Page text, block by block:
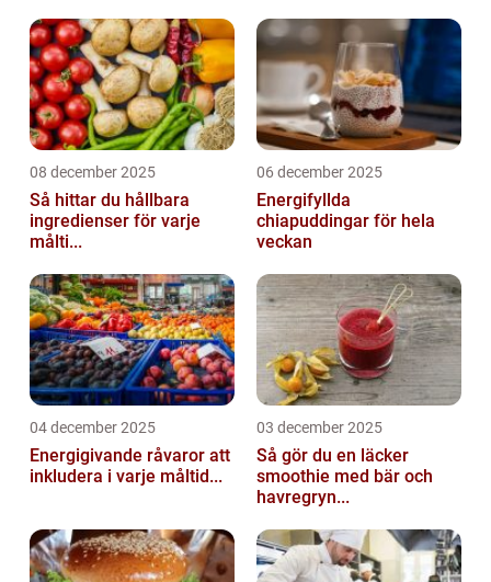
08 december 2025
Så hittar du hållbara
ingredienser för varje
målti...
06 december 2025
Energifyllda
chiapuddingar för hela
veckan
04 december 2025
Energigivande råvaror att
inkludera i varje måltid...
03 december 2025
Så gör du en läcker
smoothie med bär och
havregryn...